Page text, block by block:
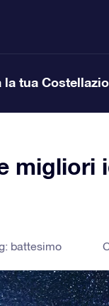
la tua
migliori
battesimo